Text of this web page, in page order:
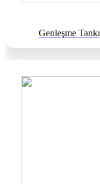
Genleşme Tankı